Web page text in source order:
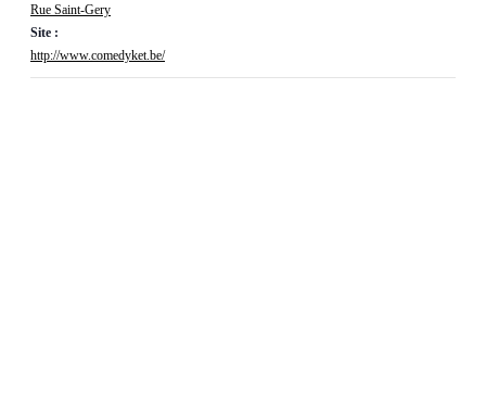
Rue Saint-Gery
Site :
http://www.comedyket.be/